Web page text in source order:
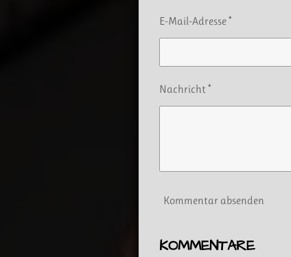
E-Mail-Adresse *
Nachricht *
Kommentar absenden
KOMMENTARE